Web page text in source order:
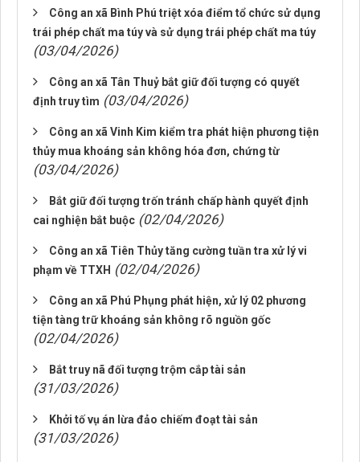
Công an xã Bình Phú triệt xóa điểm tổ chức sử dụng
trái phép chất ma túy và sử dụng trái phép chất ma túy
(03/04/2026)
Công an xã Tân Thuỷ bắt giữ đối tượng có quyết
định truy tìm (03/04/2026)
Công an xã Vinh Kim kiểm tra phát hiện phương tiện
thủy mua khoáng sản không hóa đơn, chứng từ
(03/04/2026)
Bắt giữ đối tượng trốn tránh chấp hành quyết định
cai nghiện bắt buộc (02/04/2026)
Công an xã Tiên Thủy tăng cường tuần tra xử lý vi
phạm về TTXH (02/04/2026)
Công an xã Phú Phụng phát hiện, xử lý 02 phương
tiện tàng trữ khoáng sản không rõ nguồn gốc
(02/04/2026)
Bắt truy nã đối tượng trộm cắp tài sản
(31/03/2026)
Khởi tố vụ án lừa đảo chiếm đoạt tài sản
(31/03/2026)